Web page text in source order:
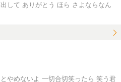
して ありがとう ほら さよならなん
やめないよ 一切合切笑ったら 笑う君